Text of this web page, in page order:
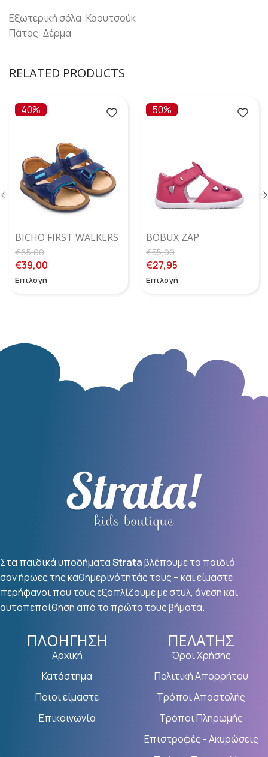
Εξωτερική σόλα: Καουτσούκ
Πάτος: Δέρμα
RELATED PRODUCTS
40%
BICHO FIRST WALKERS
– BLUE
€65,00
€39,00
Επιλογή
50%
BOBUX ZAP
STRAWBERRY SU
€55,90
€27,95
Επιλογή
Στα παιδικά υποδήματαStrataβλέπουμε τα παιδιά
σαν ήρωες της καθημερινότητάς τους – και είμαστε
περήφανοι που τους εξοπλίζουμε με στυλ, άνεση και
αυτοπεποίθηση από τα πρώτα τους βήματα.
ΠΛΟΉΓΗΣΗ
Αρχική
Κατάστημα
Ποιοι είμαστε
Επικοινωνία
ΠΕΛΆΤΗΣ
Όροι Χρήσης
Πολιτική Απορρήτου
Τρόποι Αποστολής
Τρόποι Πληρωμής
Επιστροφές - Ακυρώσεις